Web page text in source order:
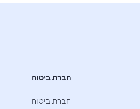
חברת ביטוח
חברת ביטוח